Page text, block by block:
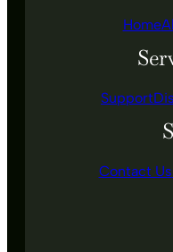
Home
Support
Contact Us